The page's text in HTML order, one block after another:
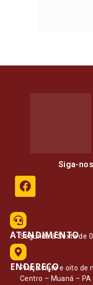
Siga-
ATENDIMENTO
Segunda à Sexta de
ENDEREÇO
Praça vinte e oito de
Centro – Muaná – PA